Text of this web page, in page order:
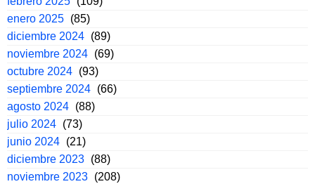
enero 2025 (85)
diciembre 2024 (89)
noviembre 2024 (69)
octubre 2024 (93)
septiembre 2024 (66)
agosto 2024 (88)
julio 2024 (73)
junio 2024 (21)
diciembre 2023 (88)
noviembre 2023 (208)